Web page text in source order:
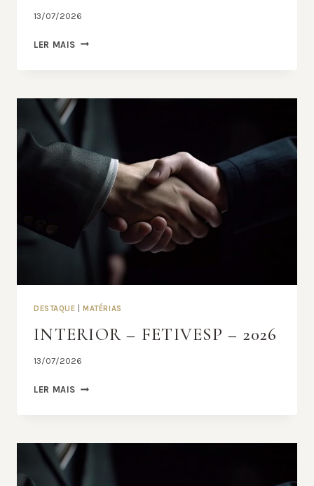
13/07/2026
LER MAIS INTERIOR
2026
DESTAQUE MATÉRIAS
INTERIOR – FETIVESP – 2026
13/07/2026
LER MAIS INTERIOR
2026